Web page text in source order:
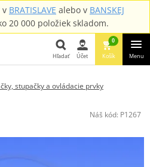
v BRATISLAVE alebo v BANSKEJ
20 000 položiek skladom.
Hľadať Účet
0
Košík Menu
stupačky a ovládacie prvky
Náš kód: P1267